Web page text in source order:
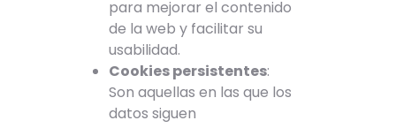
para mejorar el contenido
de la web y facilitar su
usabilidad.
Cookies persistentes:
Son aquellas en las que los
datos siguen